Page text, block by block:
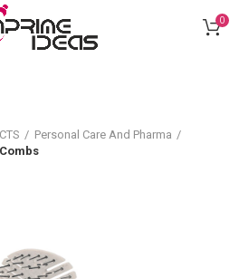
0
Personal Care And Pharma
Combs